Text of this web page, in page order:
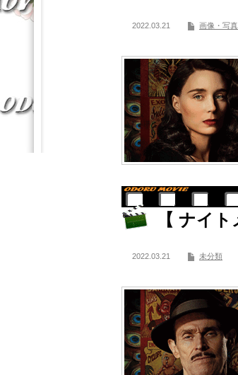
2022.03.21 画像・写
【 ナイ
2022.03.21 未分類